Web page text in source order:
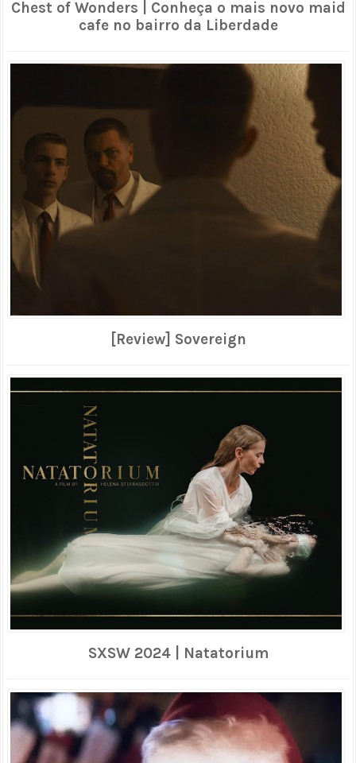
Chest of Wonders | Conheça o mais novo maid
cafe no bairro da Liberdade
[Review] Sovereign
SXSW 2024 | Natatorium